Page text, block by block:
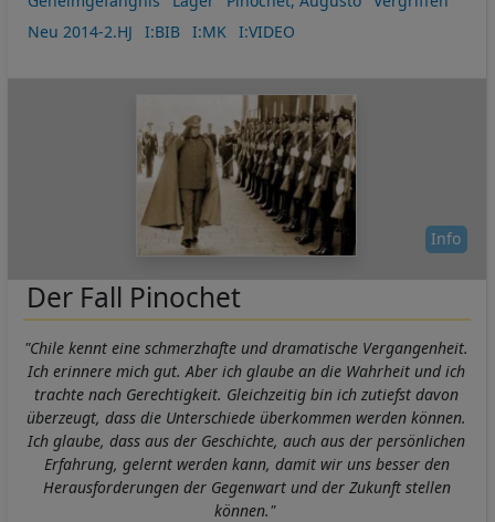
Neu 2014-2.HJ
I:BIB I:MK I:VIDEO
Info
Der Fall Pinochet
"Chile kennt eine schmerzhafte und dramatische Vergangenheit.
Ich erinnere mich gut. Aber ich glaube an die Wahrheit und ich
trachte nach Gerechtigkeit. Gleichzeitig bin ich zutiefst davon
überzeugt, dass die Unterschiede überkommen werden können.
Ich glaube, dass aus der Geschichte, auch aus der persönlichen
Erfahrung, gelernt werden kann, damit wir uns besser den
Herausforderungen der Gegenwart und der Zukunft stellen
können."